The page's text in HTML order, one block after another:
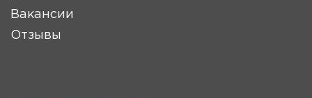
Вакансии
Отзывы